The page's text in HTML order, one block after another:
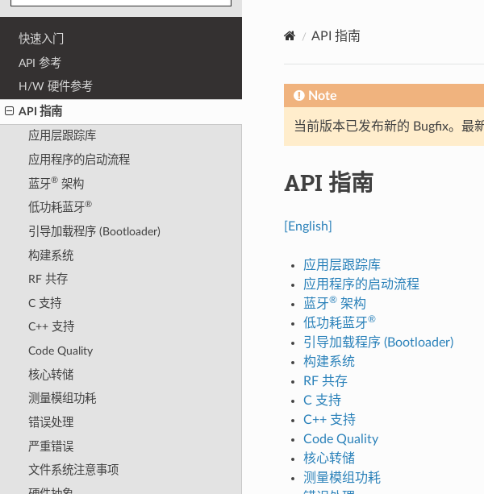
快速入门
API 参考
H/W 硬件参考
API 指南
应用层跟踪库
应用程序的启动流程
蓝牙®架构
低功耗蓝牙®
引导加载程序 (Bootloader)
构建系统
RF 共存
C 支持
C++ 支持
Code Quality
核心转储
测量模组功耗
错误处理
严重错误
文件系统注意事项
API 指南
Note
当前版本已发布新的 Bugfix。最
API 指南
[English]
应用层跟踪库
应用程序的启动流程
蓝牙®架构
低功耗蓝牙®
引导加载程序 (Bootloader)
构建系统
RF 共存
C 支持
C++ 支持
Code Quality
核心转储
测量模组功耗